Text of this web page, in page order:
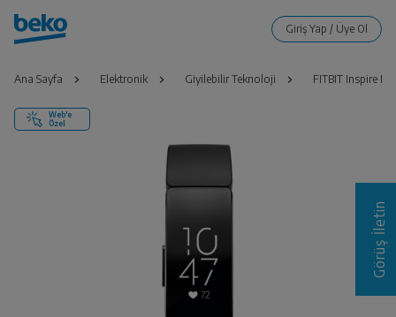
Ana Sayfa Elektronik Giyilebilir Teknoloji FITBIT Inspire
Web'e
Özel
Görüş İletin